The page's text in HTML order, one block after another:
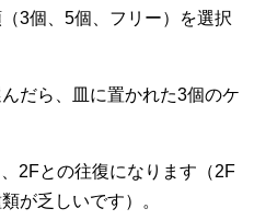
3個、5個、フリー）を選択
だら、皿に置かれた3個のケ
2Fとの往復になります（2F
が乏しいです）。